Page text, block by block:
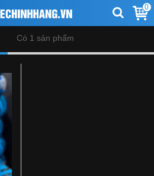
0
Có 1 sản phẩm